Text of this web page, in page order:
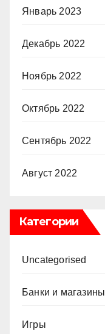
Январь 2023
Декабрь 2022
Ноябрь 2022
Октябрь 2022
Сентябрь 2022
Август 2022
Категории
Uncategorised
Банки и магазины
Игры